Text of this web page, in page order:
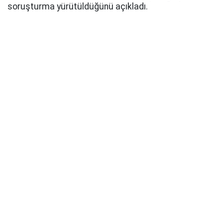
soruşturma yürütüldüğünü açıkladı.